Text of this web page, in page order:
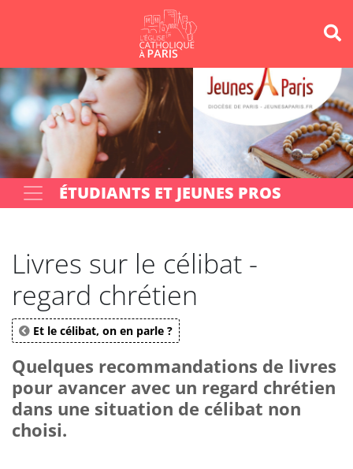
Votre recherche OK
ÉTUDIANTS ET JEUNES PROS
Livres sur le célibat -
regard chrétien
Et le célibat, on en parle ?
Quelques recommandations de livres
pour avancer avec un regard chrétien
dans une situation de célibat non
choisi.
Panneau de gestion des cookies